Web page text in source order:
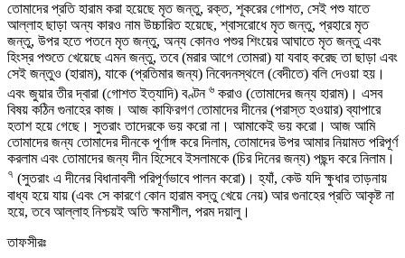
তোমাদের প্রতি হারাম করা হয়েছে মৃত জন্তু, রক্ত, শূকরের গোশত, সেই পশু যাতে
আল্লাহ ছাড়া অন্য কারও নাম উচ্চারিত হয়েছে, শ্বাসরোধে মৃত জন্তু, প্রহারে মৃত
জন্তু, উপর হতে পতনে মৃত জন্তু, অন্য কোনও পশুর শিংয়ের আঘাতে মৃত জন্তু এবং
হিংস্র পশুতে খেয়েছে এমন জন্তু, তবে (মরার আগে তোমরা) যা যবাহ করেছ তা ছাড়া এবং
সেই জন্তুও (হারাম), যাকে (প্রতিমার জন্য) নিবেদনস্থলে (বেদীতে) বলি দেওয়া হয়।
এবং জুয়ার তীর দ্বারা (গোশত ইত্যাদি) বণ্টন ৬ করাও (তোমাদের জন্য হারাম)। এসব
বিষয় কঠিন গুনাহের কাজ। আজ কাফিরগণ তোমাদের দীনের (পরাস্ত হওয়ার) ব্যাপারে
হতাশ হয়ে গেছে। সুতরাং তাদেরকে ভয় করো না। আমাকেই ভয় করো। আজ আমি
তোমাদের জন্য তোমাদের দীনকে পূর্ণাঙ্গ করে দিলাম, তোমাদের উপর আমার নিয়ামত পরিপূর্ণ
করলাম এবং তোমাদের জন্য দীন হিসেবে ইসলামকে (চির দিনের জন্য) পছন্দ করে নিলাম।
৭ (সুতরাং এ দীনের বিধানাবলী পরিপূর্ণভাবে পালন করো)। হ্যাঁ, কেউ যদি ক্ষুধার তাড়নায়
বাধ্য হয়ে যায় (এবং সে কারণে কোন হারাম বস্তু খেয়ে নেয়) আর গুনাহের প্রতি আকৃষ্ট না
হয়ে, তবে আল্লাহ নিশ্চয়ই অতি ক্ষমাশীল, পরম দয়ালু।
তাফসীরঃ